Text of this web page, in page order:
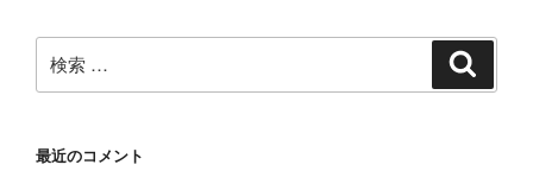
索:
最近のコメント